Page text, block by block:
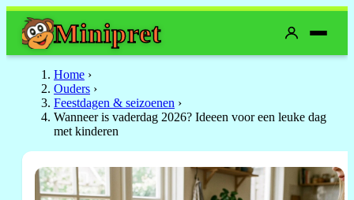
Minipret
Home ›
Ouders ›
Feestdagen & seizoenen ›
Wanneer is vaderdag 2026? Ideeen voor een leuke dag
met kinderen